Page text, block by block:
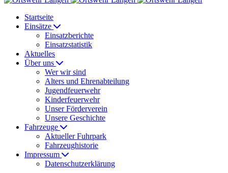
Startseite
Einsätze
Einsatzberichte
Einsatzstatistik
Aktuelles
Über uns
Wer wir sind
Alters und Ehrenabteilung
Jugendfeuerwehr
Kinderfeuerwehr
Unser Förderverein
Unsere Geschichte
Fahrzeuge
Aktueller Fuhrpark
Fahrzeughistorie
Impressum
Datenschutzerklärung